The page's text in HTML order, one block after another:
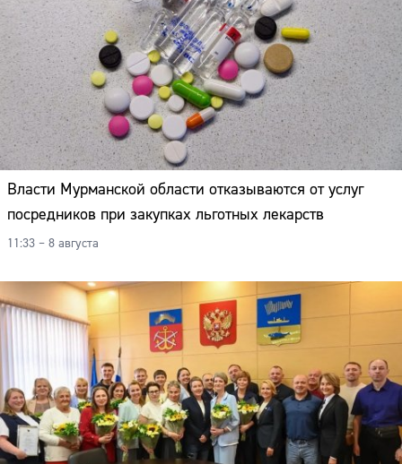
Власти Мурманской области отказываются от услуг
посредников при закупках льготных лекарств
11:33 – 8 августа